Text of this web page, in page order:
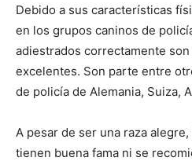
Debido a sus características
en los grupos caninos de
adiestrados correctamente
excelentes. Son parte entre
de policía de Alemania, Suiza,
A pesar de ser una raza
tienen buena fama ni se